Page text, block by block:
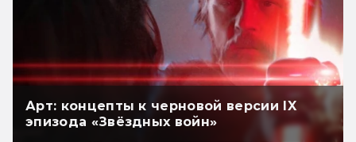
Арт: концепты к черновой версии IX
эпизода «Звёздных войн»